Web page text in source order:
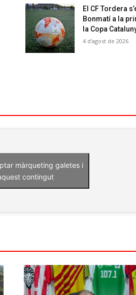
El CF Tordera
Bonmatí a la
la Copa
4 d'agost de 2026
màrqueting galetes i
contingut